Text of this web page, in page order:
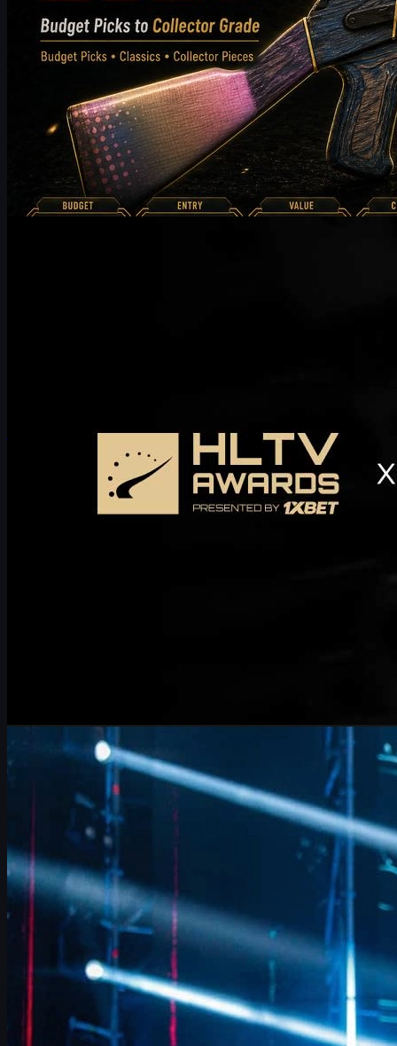
kirjoittanut
Johnson
joulukuuta 29, 2025
Counter-Strike 2kesäkuuta 17, 2026
FalleN ja FURIA: tempo, muutokset ja matka kohti
CS2-mestaruutta
FalleN avaa FURIA:n muutokset, Overpass-menestyksen,
LANXESS-areenan tunteet ja CS2-tavoitteet. Lue analyysi sekä
vinkit cs skins -kaupankäyntiin.
kesäkuuta 17, 2026